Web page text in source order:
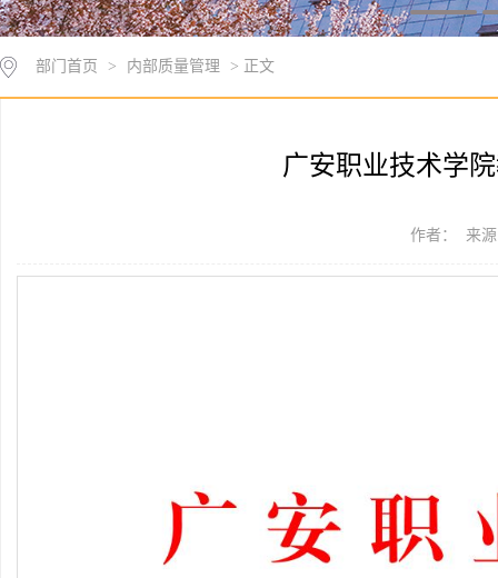
部门首页 > 内部质量管理 > 正文
广安职业技术学
作者： 来